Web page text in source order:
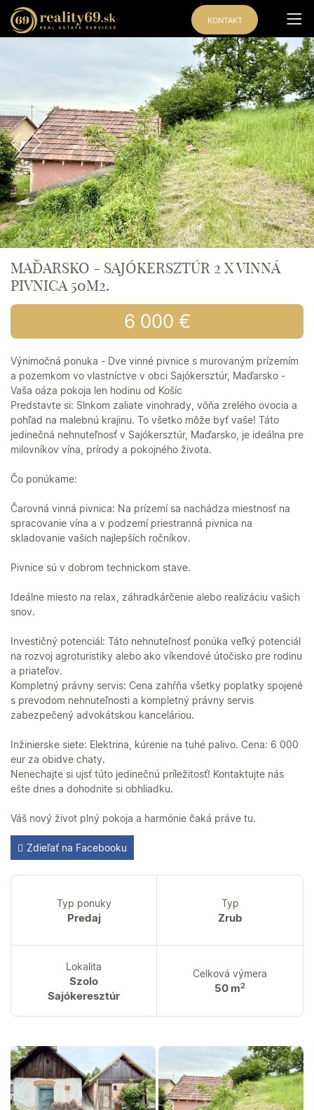
KONTAKT
Exkluzívna
ponuka
MAĎARSKO - SAJÓKERSZTÚR 2 X VINNÁ
PIVNICA 50M2.
6 000 €
Výnimočná ponuka - Dve vinné pivnice s murovaným prízemím
a pozemkom vo vlastníctve v obci Sajókersztúr, Maďarsko -
Vaša oáza pokoja len hodinu od Košíc
Predstavte si: Slnkom zaliate vinohrady, vôňa zrelého ovocia a
pohľad na malebnú krajinu. To všetko môže byť vaše! Táto
jedinečná nehnuteľnosť v Sajókersztúr, Maďarsko, je ideálna pre
milovníkov vína, prírody a pokojného života.
Čo ponúkame:
Čarovná vinná pivnica: Na prízemí sa nachádza miestnosť na
spracovanie vína a v podzemí priestranná pivnica na
skladovanie vašich najlepších ročníkov.
Pivnice sú v dobrom technickom stave.
Ideálne miesto na relax, záhradkárčenie alebo realizáciu vašich
snov.
Investičný potenciál: Táto nehnuteľnosť ponúka veľký potenciál
na rozvoj agroturistiky alebo ako víkendové útočisko pre rodinu
a priateľov.
Kompletný právny servis: Cena zahŕňa všetky poplatky spojené
s prevodom nehnuteľnosti a kompletný právny servis
zabezpečený advokátskou kanceláriou.
Inžinierske siete: Elektrina, kúrenie na tuhé palivo. Cena: 6 000
eur za obidve chaty.
Nenechajte si ujsť túto jedinečnú príležitosť! Kontaktujte nás
ešte dnes a dohodnite si obhliadku.
Váš nový život plný pokoja a harmónie čaká práve tu.
Zdieľať na Facebooku
Typ ponuky
Predaj
Typ
Zrub
Lokalita
Szolo
Sajókeresztúr
Celková výmera
50 m2